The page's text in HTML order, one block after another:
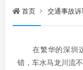
首页 交通事故
在繁华的深圳这
错，车水马龙川流